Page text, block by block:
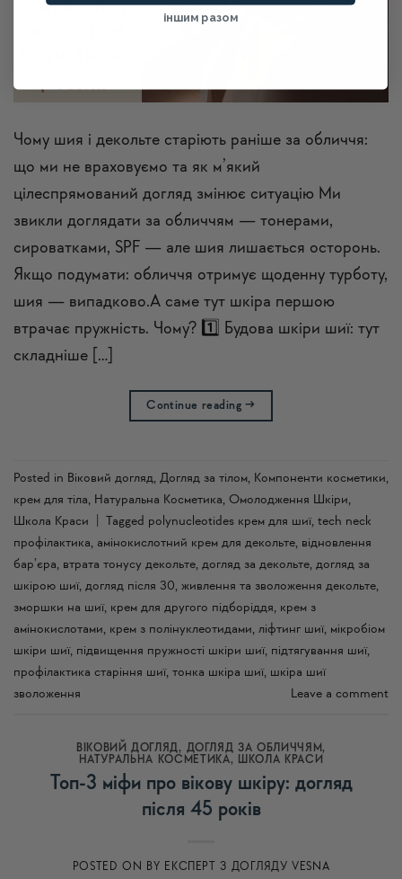
Чому шия і декольте старіють раніше за обличчя:
що ми не враховуємо та як м’який
цілеспрямований догляд змінює ситуацію Ми
звикли доглядати за обличчям — тонерами,
сироватками, SPF — але шия лишається осторонь.
Якщо подумати: обличчя отримує щоденну турботу,
шия — випадково.А саме тут шкіра першою
втрачає пружність. Чому? 1️⃣ Будова шкіри шиї: тут
складніше […]
Continue reading→
Posted in Віковий догляд, Догляд за тілом, Компоненти косметики,
крем для тіла, Натуральна Косметика, Омолодження Шкіри,
Школа Краси
Tagged polynucleotides крем для шиї, tech neck
профілактика, амінокислотний крем для декольте, відновлення
бар’єра, втрата тонусу декольте, догляд за декольте, догляд за
шкірою шиї, догляд після 30, живлення та зволоження декольте,
зморшки на шиї, крем для другого підборіддя, крем з
амінокислотами, крем з полінуклеотидами, ліфтинг шиї, мікробіом
шкіри шиї, підвищення пружності шкіри шиї, підтягування шиї,
профілактика старіння шиї, тонка шкіра шиї, шкіра шиї
зволоження
Leave a comment
ВІКОВИЙ ДОГЛЯД , ДОГЛЯД ЗА ОБЛИЧЧЯМ ,
НАТУРАЛЬНА КОСМЕТИКА, ШКОЛА КРАСИ
Топ-3 міфи про вікову шкіру: догляд
після 45 років
POSTED ON BY ЕКСПЕРТ З ДОГЛЯДУ VESNA
іншим разом